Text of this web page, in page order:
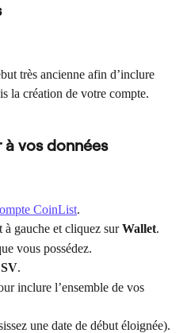
très ancienne afin d’inclure
la création de votre compte.
vos données
CoinList.
gauche et cliquez sur Wallet.
vous possédez.
.
inclure l’ensemble de vos
une date de début éloignée).